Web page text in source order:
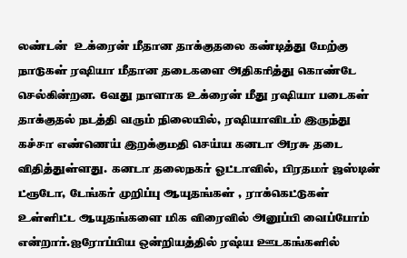
லண்டன் உக்ரைன் மீதான தாக்குதலை கண்டித்து மேற்கு
நாடுகள் ரஷியா மீதான தடைகளை அதிகரித்து கொண்டே
செல்கின்றன. 6வது நாளாக உக்ரைன் மீது ரஷியா படைகள்
தாக்குதல் நடத்தி வரும் நிலையில், ரஷியாவிடம் இருந்து
கச்சா எண்ணெய் இறக்குமதி செய்ய கனடா அரசு தடை
விதித்துள்ளது. கனடா தலைநகர் ஓட்டாவில், பிரதமர் ஜஸ்டின்
ட்ரூடோ, டேங்கர் முறிப்பு ஆயுதங்கள் , ராக்கெட்டுகள்
உள்ளிட்ட ஆயுதங்களை மிக விரைவில் அனுப்பி வைப்போம்
என்றார்.ஐரோப்பிய ஒன்றியத்தில் ரஷ்ய ஊடகங்களில்